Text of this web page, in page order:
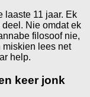
laaste 11 jaar. Ek
Nie omdat ek
filosoof nie,
miskien lees net
help.
keer jonk